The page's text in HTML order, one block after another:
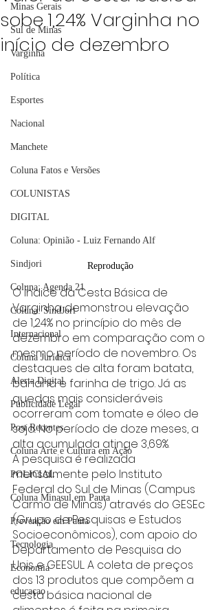
Minas Gerais
Sul de Minas
Varginha
Política
Esportes
Nacional
Manchete
Coluna Fatos e Versões
COLUNISTAS
DIGITAL
Coluna: Opinião - Luiz Fernando Alf
Sindjori
Coluna: Agenda 21
Coluna: SindJori
Internacional
Coluna Jurídica
Alerta Digital
Publicidade Legal
Post Recentes
Coluna Arte e Cultura em Ação
POLICIAL
Coluna Minasul em Pauta
Prevenção em Pauta
Tecnologia
Economia
educaçao
sobe 1,24% Varginha no
início de dezembro
Reprodução
O Índice da Cesta Básica de
Varginha demonstrou elevação
de 1,24% no princípio do mês de
dezembro em comparação com o
mesmo período de novembro. Os
destaques de alta foram batata,
banana e farinha de trigo. Já as
quedas mais consideráveis
ocorreram com tomate e óleo de
soja. No período de doze meses, a
alta acumulada atinge 3,69%.
A pesquisa é realizada
mensalmente pelo Instituto
Federal do Sul de Minas (Campus
Carmo de Minas) através do GESEc
(Grupo de Pesquisas e Estudos
Socioeconômicos), com apoio do
Departamento de Pesquisa do
Unis e GEESUL. A coleta de preços
dos 13 produtos que compõem a
cesta básica nacional de